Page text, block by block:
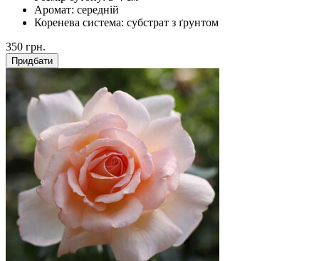
Аромат: середній
Коренева система: субстрат з ґрунтом
350 грн.
Придбати